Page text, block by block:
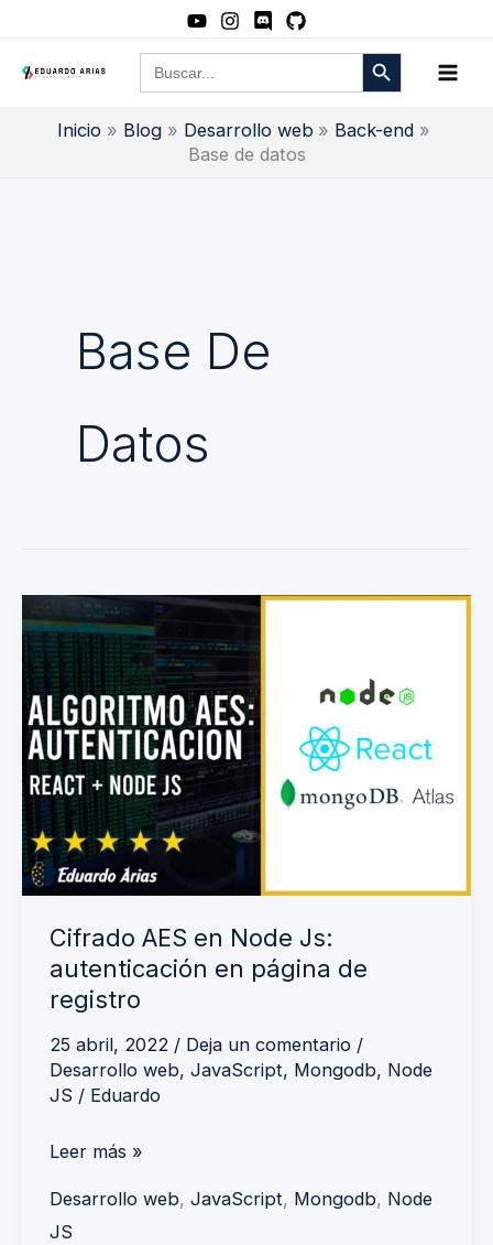
contenido
Buscar: Botón de búsqueda
Inicio Blog Desarrollo web
Back-end
Base de datos
Base De
Datos
Cifrado AES en Node Js:
autenticación en página de
registro
25 abril, 2022 / Deja un comentario /
Desarrollo web, JavaScript, Mongodb, Node
JS / Eduardo
Cifrado
AES
en
Node
autenticación
en
página
de
Leer más »
Desarrollo web, JavaScript, Mongodb, Node
JS